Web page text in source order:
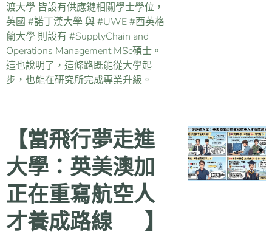
渡大學 皆設有供應鏈相關學士學位，
英國 #諾丁漢大學 與 #UWE #西英格
蘭大學 則設有 #SupplyChain and
Operations Management MSc碩士。
這也說明了，這條路既能從大學起
步，也能在研究所完成專業升級。
【當飛行夢走進
大學：英美澳加
正在重寫航空人
才養成路線 ✈️】